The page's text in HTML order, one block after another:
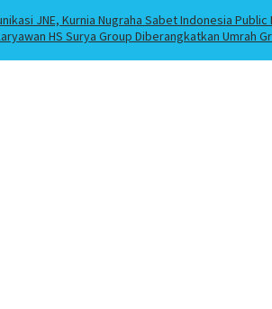
JNE, Kurnia Nugraha Sabet Indonesia
HS Surya Group Diberangkatkan Umrah